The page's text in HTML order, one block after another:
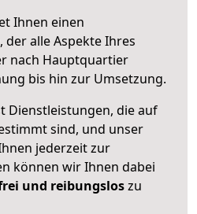
Ihnen einen
der alle Aspekte Ihres
nach Hauptquartier
bis hin zur Umsetzung.
Dienstleistungen, die auf
sind, und unser
jederzeit zur
können wir Ihnen dabei
und reibungsloszu